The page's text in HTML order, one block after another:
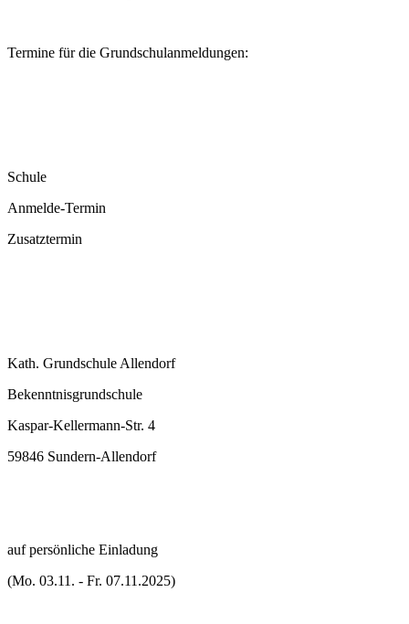
Termine für die Grundschulanmeldungen:
Schule
Anmelde-Termin
Zusatztermin
Kath. Grundschule Allendorf
Bekenntnisgrundschule
Kaspar-Kellermann-Str. 4
59846 Sundern-Allendorf
auf persönliche Einladung
(Mo. 03.11. - Fr. 07.11.2025)